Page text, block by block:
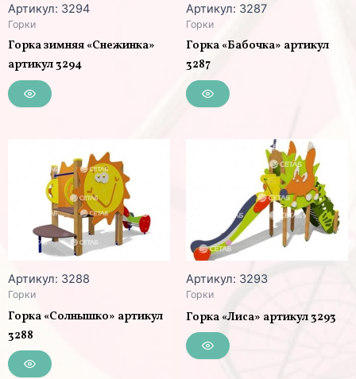
Артикул: 3294
Горки
Горка зимняя «Снежинка»
артикул 3294
Артикул: 3287
Горки
Горка «Бабочка» артикул
3287
Артикул: 3288
Горки
Горка «Солнышко» артикул
3288
Артикул: 3293
Горки
Горка «Лиса» артикул 3293